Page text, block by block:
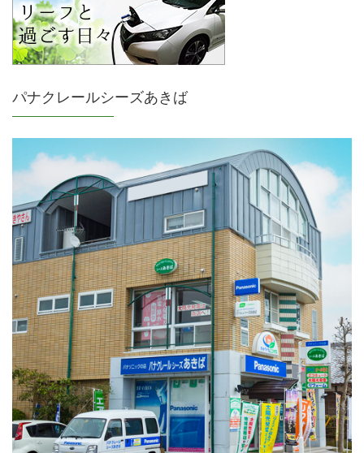
パナクレールシーズあきば